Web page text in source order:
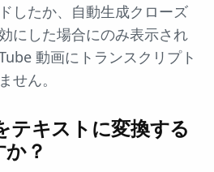
したか、自動生成クローズ
にした場合にのみ表示され
動画にトランスクリプト
せん。
テキストに変換する
？